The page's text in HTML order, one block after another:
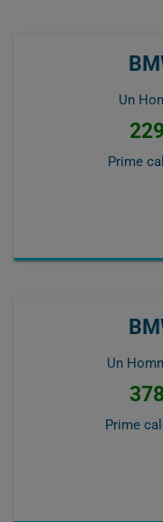
Un
Prime
Un
Prime